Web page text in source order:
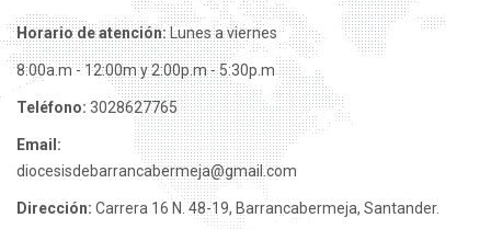
Horario de atención:Lunes a viernes
8:00a.m - 12:00m y 2:00p.m - 5:30p.m
Teléfono: 3028627765
Email:
diocesisdebarrancabermeja@gmail.com
Dirección: Carrera 16 N. 48-19, Barrancabermeja, Santander.